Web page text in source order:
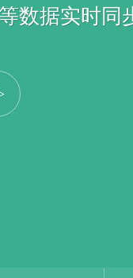
数据实时同